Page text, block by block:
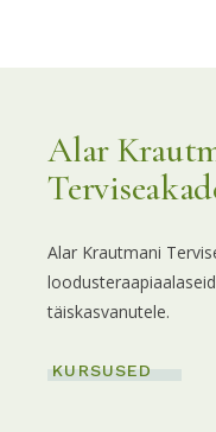
Alar
Alar Krautmani
täiskasvanutele.
KURSUSED